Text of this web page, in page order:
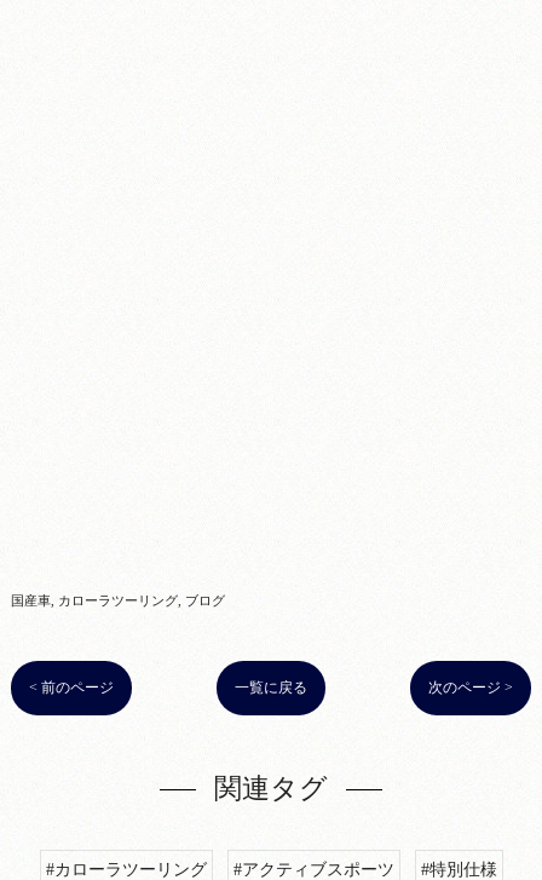
国産車 カローラツーリング ブログ
< 前のページ 一覧に戻る 次のページ >
関連タグ
#カローラツーリング #アクティブスポーツ #特別仕様